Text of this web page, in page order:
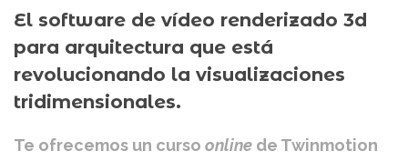
El software de vídeo renderizado 3d
para arquitectura que está
revolucionando la visualizaciones
tridimensionales.
Te ofrecemos un curso online de Twinmotion